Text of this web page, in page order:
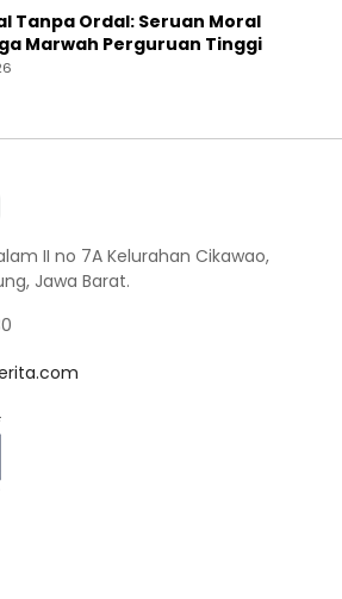
Tanpa Ordal: Seruan Moral
Marwah Perguruan Tinggi
II no 7A Kelurahan Cikawao,
Jawa Barat.